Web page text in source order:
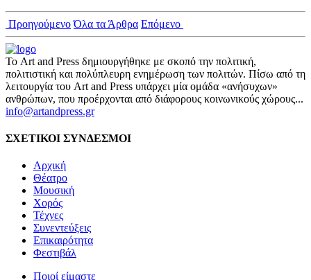
Προηγούμενο Όλα τα Άρθρα Επόμενο
Το Art and Press δημιουργήθηκε με σκοπό την πολιτική,
πολιτιστική και πολύπλευρη ενημέρωση των πολιτών. Πίσω από τη
λειτουργία του Art and Press υπάρχει μία ομάδα «ανήσυχων»
ανθρώπων, που προέρχονται από διάφορους κοινωνικούς χώρους...
info@artandpress.gr
ΣΧΕΤΙΚΟΙ ΣΥΝΔΕΣΜΟΙ
Αρχική
Θέατρο
Μουσική
Χορός
Τέχνες
Συνεντεύξεις
Επικαιρότητα
Φεστιβάλ
Ποιοί είμαστε